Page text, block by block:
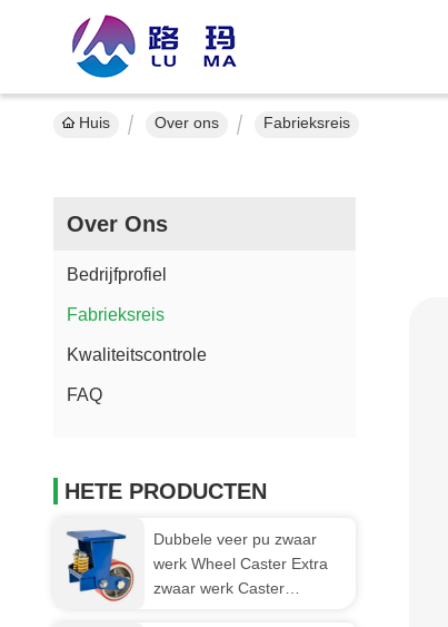
Huis Over ons Fabrieksreis
Over Ons
Bedrijfprofiel
Fabrieksreis
Kwaliteitscontrole
FAQ
HETE PRODUCTEN
Dubbele veer pu zwaar
werk Wheel Caster Extra
zwaar werk Caster